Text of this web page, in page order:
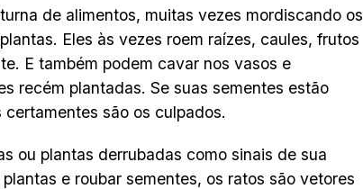
de alimentos, muitas vezes mordiscando os
Eles às vezes roem raízes, caules, frutos
E também podem cavar nos vasos e
recém plantadas. Se suas sementes estão
são os culpados.
ou plantas derrubadas como sinais de sua
e roubar sementes, os ratos são vetores